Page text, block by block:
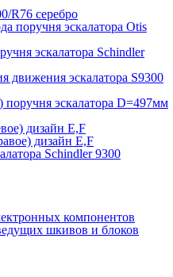
R76 серебро
поручня эскалатора Otis
эскалатора Schindler
движения эскалатора S9300
эскалатора D=497мм
дизайн E,F
дизайн E,F
Schindler 9300
компонентов
шкивов и блоков